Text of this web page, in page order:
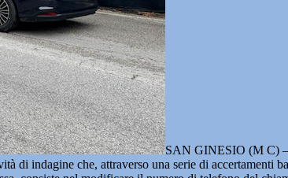
SAN GINESIO (M C) –
di indagine che, attraverso una serie di accertamenti